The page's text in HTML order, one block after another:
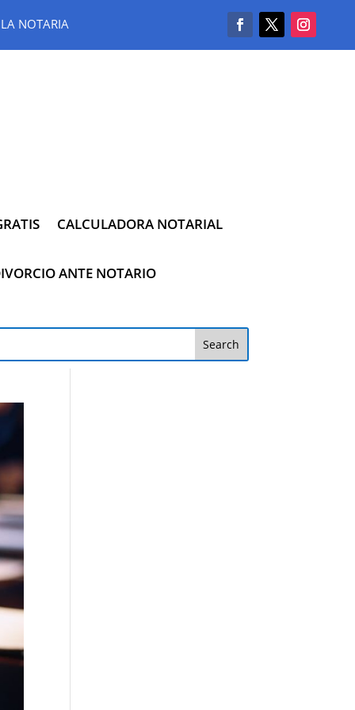
LA NOTARIA
CALCULADORA NOTARIAL
ANTE NOTARIO